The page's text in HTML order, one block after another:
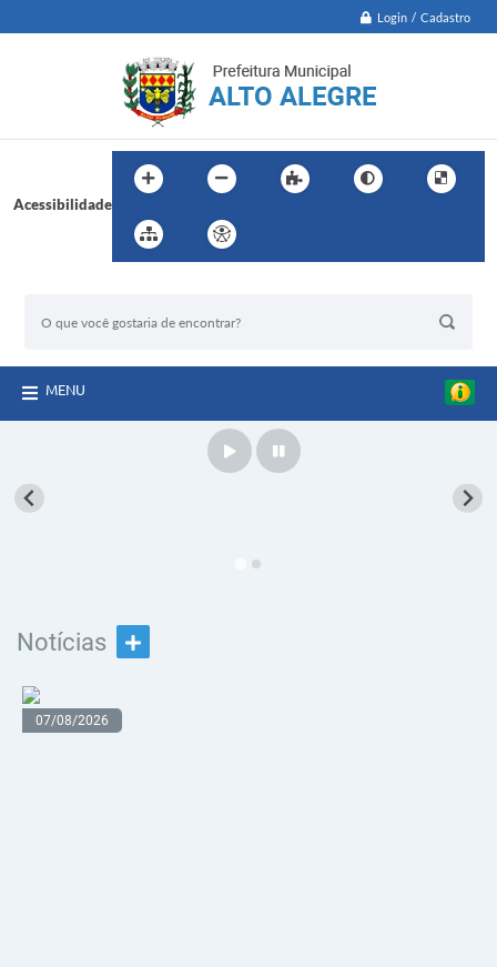
Login / Cadastro
Acessibilidade
MENU
Notícias
07/08/2026